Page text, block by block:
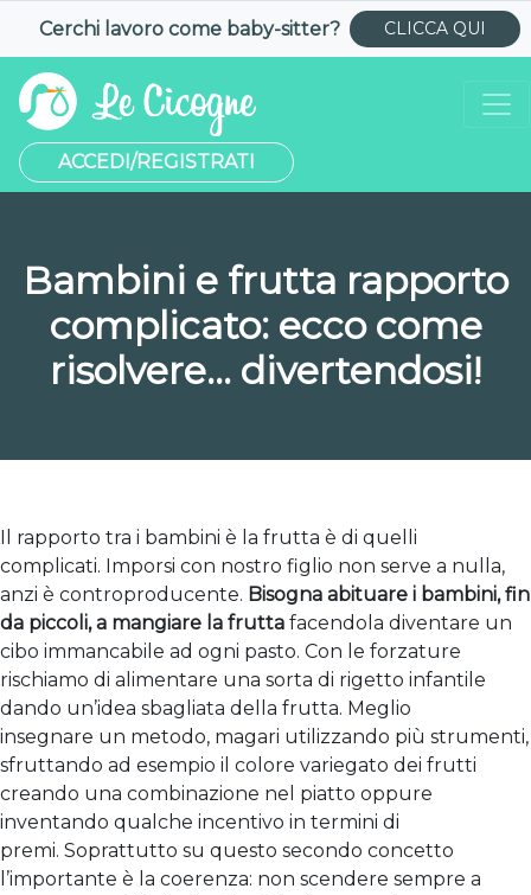
Cerchi lavoro come baby-sitter? CLICCA QUI
ACCEDI/REGISTRATI
Bambini e frutta rapporto
complicato: ecco come
risolvere… divertendosi!
Il rapporto tra i bambini è la frutta è di quelli
complicati. Imporsi con nostro figlio non serve a nulla,
anzi è controproducente. Bisogna abituare i bambini, fin
da piccoli, a mangiare la frutta facendola diventare un
cibo immancabile ad ogni pasto. Con le forzature
rischiamo di alimentare una sorta di rigetto infantile
dando un’idea sbagliata della frutta. Meglio
insegnare un metodo, magari utilizzando più strumenti,
sfruttando ad esempio il colore variegato dei frutti
creando una combinazione nel piatto oppure
inventando qualche incentivo in termini di
premi. Soprattutto su questo secondo concetto
l’importante è la coerenza: non scendere sempre a